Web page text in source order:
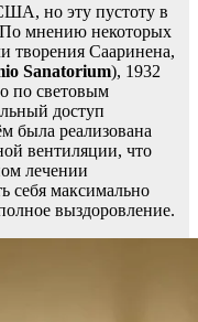
но эту пустоту в
По мнению некоторых
творения Сааринена,
Sanatorium), 1932
по световым
доступ
была реализована
вентиляции, что
лечении
себя максимально
выздоровление.